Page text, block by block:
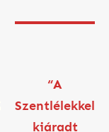
“A
Szentlélekkel
kiáradt